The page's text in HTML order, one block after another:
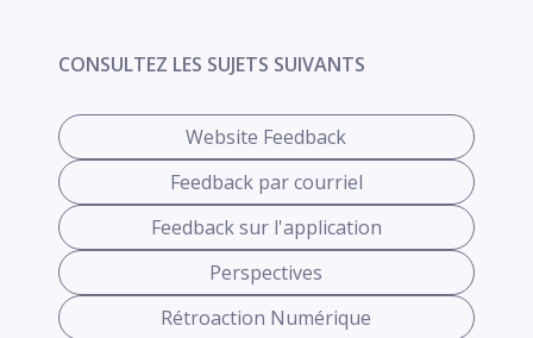
CONSULTEZ LES SUJETS SUIVANTS
Website Feedback
Feedback par courriel
Feedback sur l'application
Perspectives
Rétroaction Numérique